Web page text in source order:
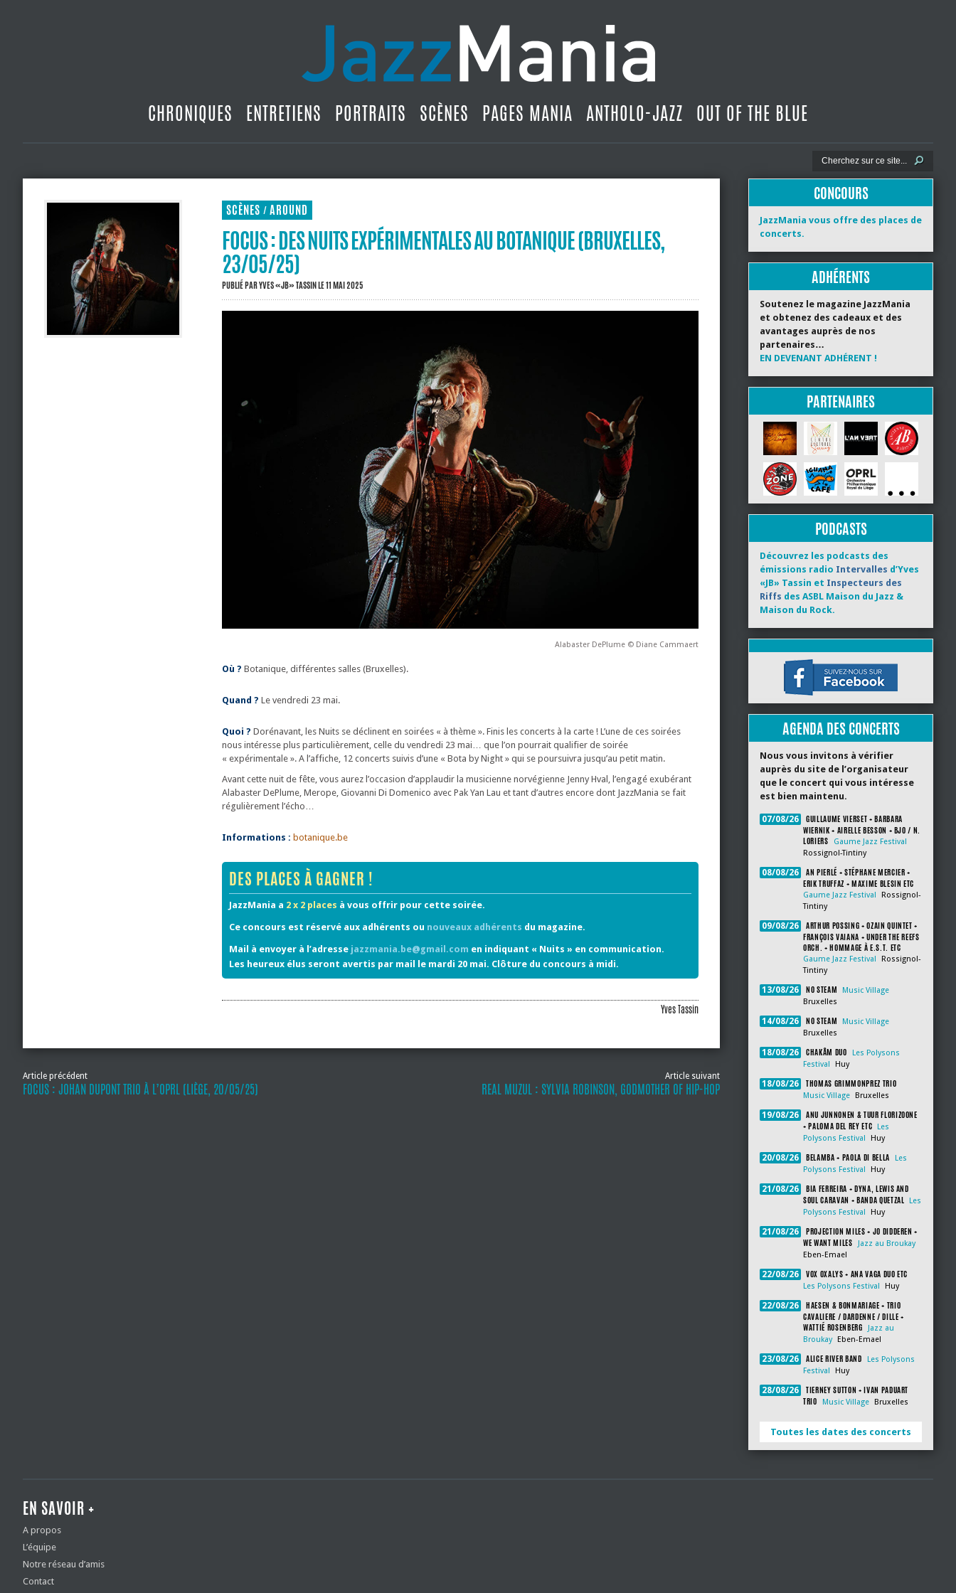
CHRONIQUES ENTRETIENS PORTRAITS SCÈNES PAGES MANIA ANTHOLO-JAZZ OUT OF THE BLUE
SCÈNES / AROUND
FOCUS : DES NUITS EXPÉRIMENTALES AU BOTANIQUE (BRUXELLES,
23/05/25)
PUBLIÉ PARYVES «JB» TASSINLE 11 MAI 2025
Alabaster DePlume © Diane Cammaert
Où ? Botanique, différentes salles (Bruxelles).
Quand ? Le vendredi 23 mai.
Quoi ? Dorénavant, les Nuits se déclinent en soirées « à thème ». Finis les concerts à la carte ! L’une de ces soirées
nous intéresse plus particulièrement, celle du vendredi 23 mai… que l’on pourrait qualifier de soirée
« expérimentale ». A l’affiche, 12 concerts suivis d’une « Bota by Night » qui se poursuivra jusqu’au petit matin.
Avant cette nuit de fête, vous aurez l’occasion d’applaudir la musicienne norvégienne Jenny Hval, l’engagé exubérant
Alabaster DePlume, Merope, Giovanni Di Domenico avec Pak Yan Lau et tant d’autres encore dont JazzMania se fait
régulièrement l’écho…
Informations : botanique.be
DES PLACES À GAGNER !
JazzMania a 2 x 2 places à vous offrir pour cette soirée.
Ce concours est réservé aux adhérents ou nouveaux adhérents du magazine.
Mail à envoyer à l’adresse jazzmania.be@gmail.com en indiquant « Nuits » en communication.
Les heureux élus seront avertis par mail le mardi 20 mai. Clôture du concours à midi.
Yves Tassin
Article précédent
FOCUS : JOHAN DUPONT TRIO À L’OPRL (LIÈGE, 20/05/25)
Article suivant
REAL MUZUL : SYLVIA ROBINSON, GODMOTHER OF HIP-HOP
CONCOURS
JazzMania vous offre des places de
concerts.
ADHÉRENTS
Soutenez le magazine JazzMania
et obtenez des cadeaux et des
avantages auprès de nos
partenaires…
EN DEVENANT ADHÉRENT !
PARTENAIRES
PODCASTS
Découvrez les podcasts des
émissions radio Intervalles d’Yves
«JB» Tassin et Inspecteurs des
Riffs des ASBL Maison du Jazz &
Maison du Rock.
AGENDA DES CONCERTS
Nous vous invitons à vérifier
auprès du site de l’organisateur
que le concert qui vous intéresse
est bien maintenu.
07/08/26
GUILLAUME VIERSET + BARBARA
WIERNIK + AIRELLE BESSON + BJO / N.
LORIERS
Gaume Jazz Festival
Rossignol-Tintiny
08/08/26
AN PIERLÉ + STÉPHANE MERCIER +
ERIK TRUFFAZ + MAXIME BLESIN ETC
Gaume Jazz Festival
Rossignol-
Tintiny
09/08/26
ARTHUR POSSING + OZAIN QUINTET +
FRANÇOIS VAIANA + UNDER THE REEFS
ORCH. + HOMMAGE À E.S.T. ETC
Gaume Jazz Festival
Rossignol-
Tintiny
13/08/26 NO STEAM
Music Village
Bruxelles
14/08/26 NO STEAM
Music Village
Bruxelles
18/08/26 CHAKÂM DUO
Les Polysons
Festival
Huy
18/08/26 THOMAS GRIMMONPREZ TRIO
Music Village Bruxelles
19/08/26
ANU JUNNONEN & TUUR FLORIZOONE
+ PALOMA DEL REY ETC
Les
Polysons Festival
Huy
20/08/26 BELAMBA + PAOLA DI BELLA
Les
Polysons Festival
Huy
21/08/26
BIA FERREIRA + DYNA, LEWIS AND
SOUL CARAVAN + BANDA QUETZAL
Les
Polysons Festival
Huy
21/08/26
PROJECTION MILES + JO DIDDEREN +
WE WANT MILES
Jazz au Broukay
Eben-Emael
22/08/26 VOX OXALYS + ANA VAGA DUO ETC
Les Polysons Festival Huy
22/08/26
HAESEN & BONMARIAGE + TRIO
CAVALIERE / DARDENNE / DILLE +
WATTIÉ ROSENBERG
Jazz au
Broukay
Eben-Emael
23/08/26 ALICE RIVER BAND
Les Polysons
Festival
Huy
28/08/26
TIERNEY SUTTON + IVAN PADUART
TRIO
Music Village Bruxelles
Toutes les dates des concerts
EN SAVOIR +
A propos
L’équipe
Notre réseau d’amis
Contact